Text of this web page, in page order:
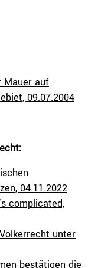
Mauer auf
09.07.2004
04.11.2022
complicated,
unter
bestätigen die